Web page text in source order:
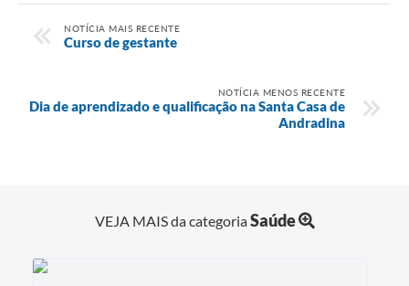
NOTÍCIA MAIS RECENTE
Curso de gestante
NOTÍCIA MENOS RECENTE
Dia de aprendizado e qualificação na Santa Casa de
Andradina
VEJA MAIS da categoriaSaúde